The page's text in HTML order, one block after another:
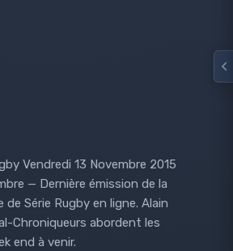
Vendredi 13 Novembre 2015
— Dernière émission de la
de Série Rugby en ligne. Alain
Chroniqueurs abordent les
end à venir.